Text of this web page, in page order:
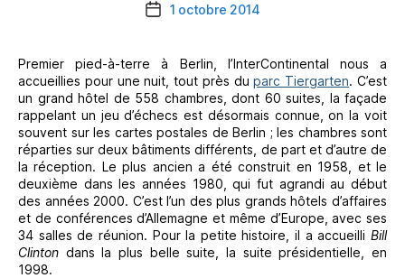
Date1 octobre 2014
Premier pied-à-terre à Berlin, l’InterContinental nous a
accueillies pour une nuit, tout près duparc Tiergarten. C’est
un grand hôtel de 558 chambres, dont 60 suites, la façade
rappelant un jeu d’échecs est désormais connue, on la voit
souvent sur les cartes postales de Berlin ; les chambres sont
réparties sur deux bâtiments différents, de part et d’autre de
la réception. Le plus ancien a été construit en 1958, et le
deuxième dans les années 1980, qui fut agrandi au début
des années 2000. C’est l’un des plus grands hôtels d’affaires
et de conférences d’Allemagne et même d’Europe, avec ses
34 salles de réunion. Pour la petite histoire, il a accueilli Bill
Clinton dans la plus belle suite, la suite présidentielle, en
1998.